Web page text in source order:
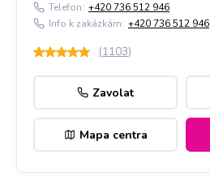
Telefon: +420 736 512 946
Info k zakázkám: +420 736 512 946
(1103)
Zavolat
Mapa centra